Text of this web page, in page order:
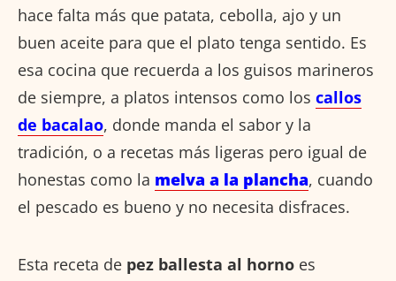
hace falta más que patata, cebolla, ajo y un
buen aceite para que el plato tenga sentido. Es
esa cocina que recuerda a los guisos marineros
de siempre, a platos intensos como los callos
de bacalao, donde manda el sabor y la
tradición, o a recetas más ligeras pero igual de
honestas como la melva a la plancha, cuando
el pescado es bueno y no necesita disfraces.
Esta receta de pez ballesta al horno es